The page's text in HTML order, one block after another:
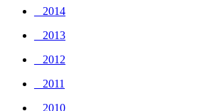
_ 2014
_ 2013
_ 2012
_ 2011
_ 2010